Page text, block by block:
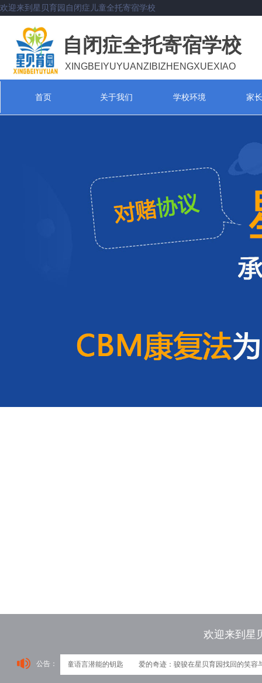
自闭症全托寄宿学校
XINGBEIYUYUANZIBIZHENGXUEXIAO
欢迎来到星贝育园自闭症儿童全托寄宿学校
首页 关于我们 学校环境 家
欢迎来到星
园：解锁自闭症儿童语言潜能的钥匙 爱的奇迹：骏骏在星贝育园找回的笑容与
公告：